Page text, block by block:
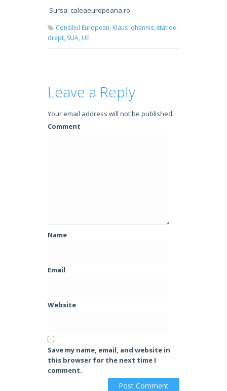
Sursa: caleaeuropeana.ro
Consiliul European, Klaus Iohannis, stat de
drept, SUA, UE
Leave a Reply
Your email address will not be published.
Comment
Name
Email
Website
Save my name, email, and website in
this browser for the next time I
comment.